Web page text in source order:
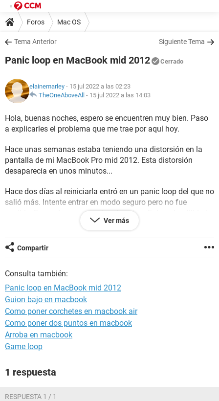
Foros Mac OS
Tema Anterior Siguiente Tema
Panic loop en MacBook mid 2012 Cerrado
elainemarley - 15 jul 2022 a las 02:23
TheOneAboveAll - 15 jul 2022 a las 14:03
Hola, buenas noches, espero se encuentren muy bien. Paso
a explicarles el problema que me trae por aquí hoy.
Hace unas semanas estaba teniendo una distorsión en la
pantalla de mi MacBook Pro mid 2012. Esta distorsión
desaparecía en unos minutos...
Hace dos días al reiniciarla entró en un panic loop del que no
salió más. Intente entrar en modo seguro pero no fue
posible. En modo recovery si pude entrar. Entre a la utilidad
de discos y probé analizarlo con “primera ayuda” lo cual dio
operativo no me reconoce el disco (me dice que no está
Recurro a ustedes porque se me acabaron las ideas. Leí por
ahí que formateando el disco podría ser que lo reconozca,
preferiría no tener que llegar a eso.
Ante todo muchas gracias por su tiempo.
Ver más
Compartir
Consulta también:
Panic loop en MacBook mid 2012
Guion bajo en macbook
Como poner corchetes en macbook air
Como poner dos puntos en macbook
Arroba en macbook
Game loop
1 respuesta
RESPUESTA 1 / 1